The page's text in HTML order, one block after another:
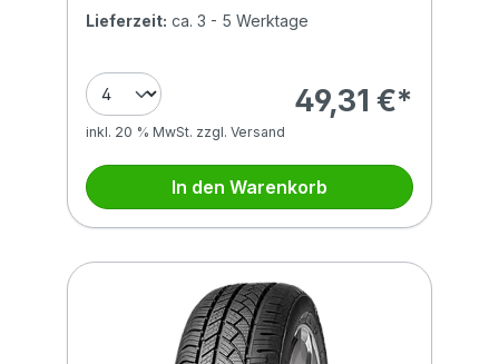
Lieferzeit: ca. 3 - 5 Werktage
49,31 €*
inkl. 20 % MwSt. zzgl. Versand
In den Warenkorb